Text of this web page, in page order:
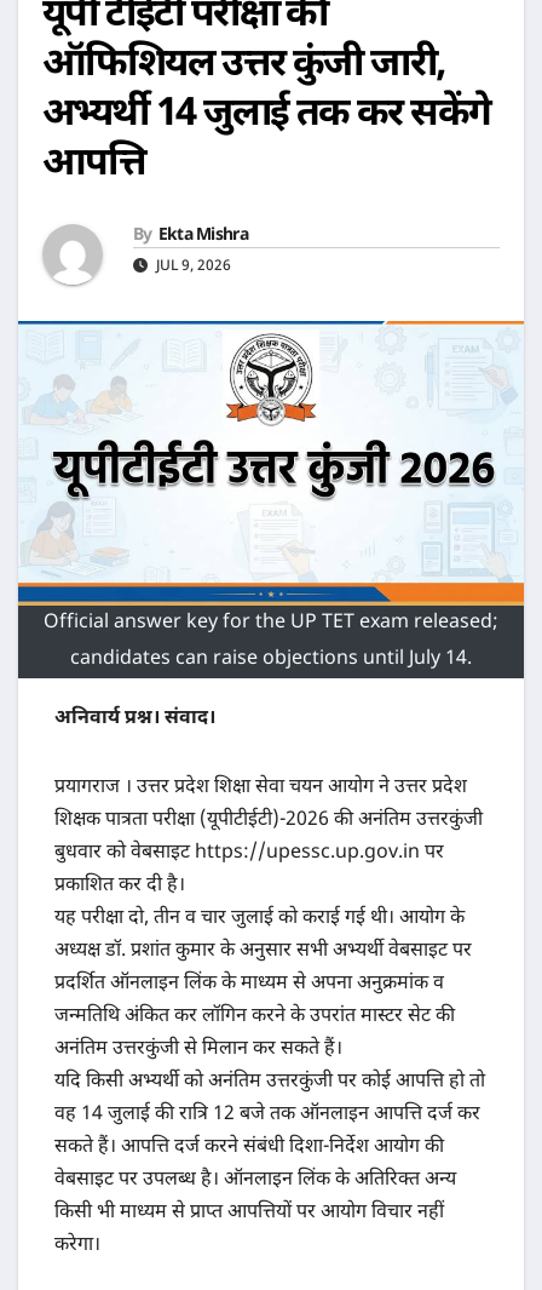
यूपी टीईटी परीक्षा की
ऑफिशियल उत्तर कुंजी जारी,
अभ्यर्थी 14 जुलाई तक कर सकेंगे
आपत्ति
By Ekta Mishra
JUL 9, 2026
Official answer key for the UP TET exam released;
candidates can raise objections until July 14.
अनिवार्य प्रश्न। संवाद।
प्रयागराज । उत्तर प्रदेश शिक्षा सेवा चयन आयोग ने उत्तर प्रदेश
शिक्षक पात्रता परीक्षा (यूपीटीईटी)-2026 की अनंतिम उत्तरकुंजी
बुधवार को वेबसाइट https://upessc.up.gov.in पर
प्रकाशित कर दी है।
यह परीक्षा दो, तीन व चार जुलाई को कराई गई थी। आयोग के
अध्यक्ष डॉ. प्रशांत कुमार के अनुसार सभी अभ्यर्थी वेबसाइट पर
प्रदर्शित ऑनलाइन लिंक के माध्यम से अपना अनुक्रमांक व
जन्मतिथि अंकित कर लॉगिन करने के उपरांत मास्टर सेट की
अनंतिम उत्तरकुंजी से मिलान कर सकते हैं।
यदि किसी अभ्यर्थी को अनंतिम उत्तरकुंजी पर कोई आपत्ति हो तो
वह 14 जुलाई की रात्रि 12 बजे तक ऑनलाइन आपत्ति दर्ज कर
सकते हैं। आपत्ति दर्ज करने संबंधी दिशा-निर्देश आयोग की
वेबसाइट पर उपलब्ध है। ऑनलाइन लिंक के अतिरिक्त अन्य
किसी भी माध्यम से प्राप्त आपत्तियों पर आयोग विचार नहीं
करेगा।